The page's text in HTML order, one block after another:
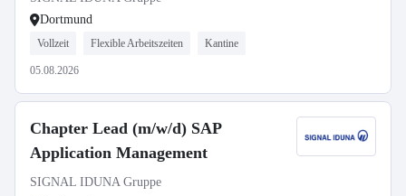
Dortmund
Vollzeit Flexible Arbeitszeiten Kantine
05.08.2026
Chapter Lead (m/w/d) SAP
Application Management
SIGNAL IDUNA Gruppe